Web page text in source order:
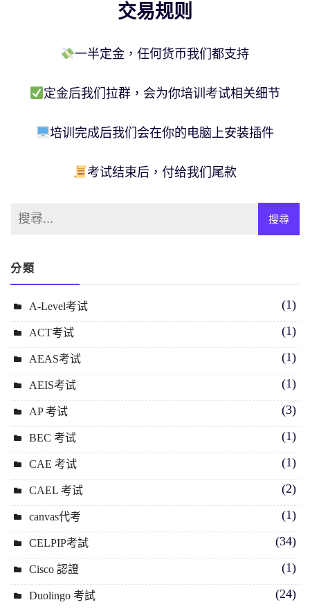
交易规则
一半定金，任何货币我们都支持
定金后我们拉群，会为你培训考试相关细节
培训完成后我们会在你的电脑上安装插件
考试结束后，付给我们尾款
分類
A-Level考试 (1)
ACT考试 (1)
AEAS考试 (1)
AEIS考试 (1)
AP 考试 (3)
BEC 考试 (1)
CAE 考试 (1)
CAEL 考试 (2)
canvas代考 (1)
CELPIP考試 (34)
Cisco 認證 (1)
Duolingo 考試 (24)